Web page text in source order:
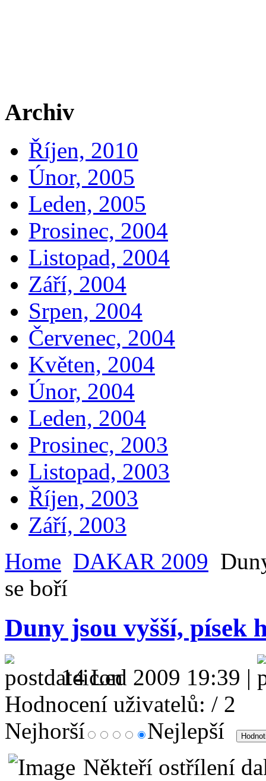
Archiv
Říjen, 2010
Únor, 2005
Leden, 2005
Prosinec, 2004
Listopad, 2004
Září, 2004
Srpen, 2004
Červenec, 2004
Květen, 2004
Únor, 2004
Leden, 2004
Prosinec, 2003
Listopad, 2003
Říjen, 2003
Září, 2003
Home DAKAR 2009
se boří
Duny jsou vyšší, písek
14 Led 2009 19:39 |
Hodnocení uživatelů: / 2
Nejhorší
Nejlepší
Někteří ostřílení